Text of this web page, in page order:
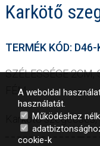
Karkötő
TERMÉK KÓD:
SZÉLESSÉGE
FÉM
Karkötő
A weboldal
használatát.
Működéshez
cookie-k